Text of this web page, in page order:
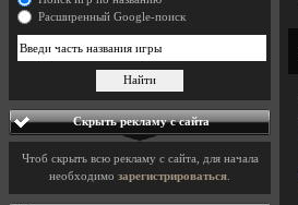
Расширенный Google-поиск
Скрыть рекламу с сайта
Чтоб скрыть всю рекламу с сайта, для начала
необходимо зарегистрироваться